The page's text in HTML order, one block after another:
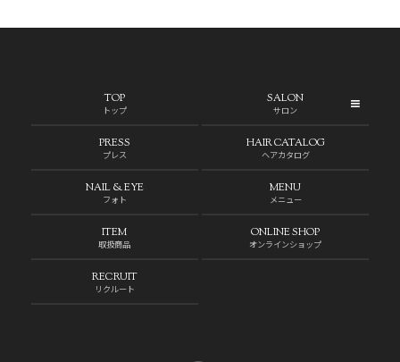
TOP
トップ
SALON
サロン
PRESS
プレス
HAIR CATALOG
ヘアカタログ
NAIL & EYE
フォト
MENU
メニュー
ITEM
取扱商品
ONLINE SHOP
オンラインショップ
RECRUIT
リクルート